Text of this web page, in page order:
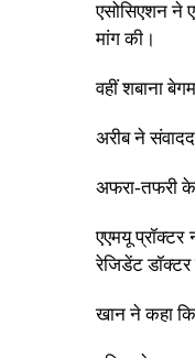
एसोसिएशन ने
मांग की।
वहीं शबाना
अरीब ने
अफरा-तफरी के
एएमयू प्रॉक्टर
रेजिडेंट डॉक्टर
खान ने कहा कि